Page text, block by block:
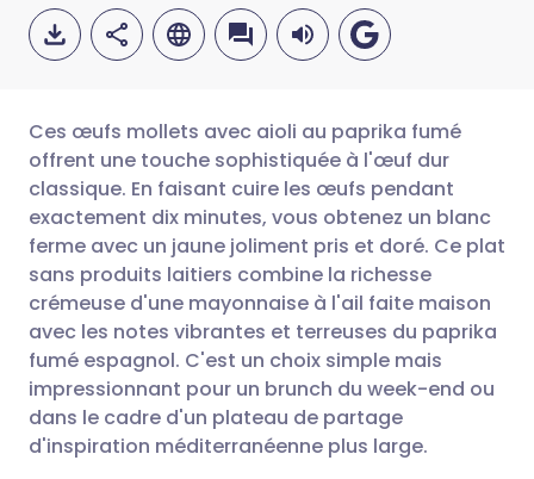
Partager par email
Partager sur Facebook
Partager via LinkedIn
Partager via X
🇬🇧 English 🇩🇪 Deutsch
🇪🇸 Español 🇫🇷 Français
🇮🇹 Italiano 🇵🇹
🇮🇳 हिन्दी 🇮🇱 עברית
Ces œufs mollets avec aioli au paprika fumé
offrent une touche sophistiquée à l'œuf dur
classique. En faisant cuire les œufs pendant
exactement dix minutes, vous obtenez un blanc
ferme avec un jaune joliment pris et doré. Ce plat
sans produits laitiers combine la richesse
crémeuse d'une mayonnaise à l'ail faite maison
avec les notes vibrantes et terreuses du paprika
fumé espagnol. C'est un choix simple mais
impressionnant pour un brunch du week-end ou
dans le cadre d'un plateau de partage
d'inspiration méditerranéenne plus large.